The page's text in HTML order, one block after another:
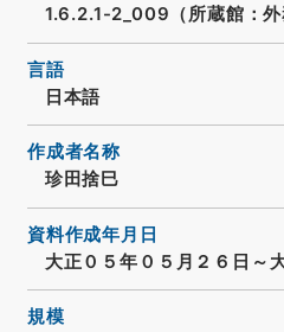
1.6.2.1-2_009（所蔵館：外
言語
日本語
作成者名称
珍田捨巳
資料作成年月日
大正０５年０５月２６日～
規模